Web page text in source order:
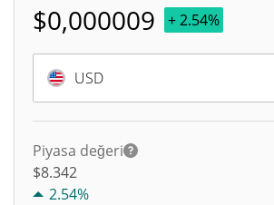
$0,000009 + 2.54%
USD
Piyasa değeri
$8.342
2.54%